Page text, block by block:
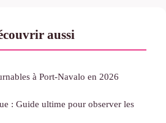
aussi
à Port-Navalo en 2026
: Guide ultime pour observer les